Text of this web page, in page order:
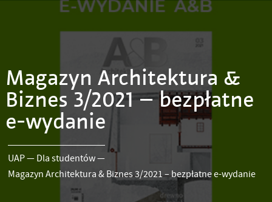
Magazyn Architektura &
Biznes 3/2021 – bezpłatne
e-wydanie
UAP— Dla studentów—
Magazyn Architektura & Biznes 3/2021 – bezpłatne e-wydanie